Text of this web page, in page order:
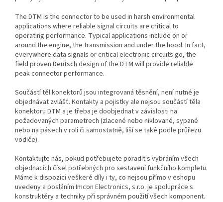
The DTM is the connector to be used in harsh environmental
applications where reliable signal circuits are critical to
operating performance. Typical applications include on or
around the engine, the transmission and under the hood. In fact,
everywhere data signals or critical electronic circuits go, the
field proven Deutsch design of the DTM will provide reliable
peak connector performance.
Součástí těl konektorů jsou integrovaná těsnění, není nutné je
objednávat zvlášť. Kontakty a pojistky ale nejsou součástí těla
konektoru DTM a je třeba je doobjednat v závislosti na
požadovaných parametrech (zlacené nebo niklované, sypané
nebo na pásech v roli či samostatně, liší se také podle průřezu
vodiče).
Kontaktujte nás, pokud potřebujete poradit s vybráním všech
objednacích čísel potřebných pro sestavení funkčního kompletu.
Máme k dispozici veškeré díly i ty, co nejsou přímo v eshopu
uvedeny a posláním Imcon Electronics, s.r.o. je spolupráce s
konstruktéry a techniky při správném použití všech komponent.